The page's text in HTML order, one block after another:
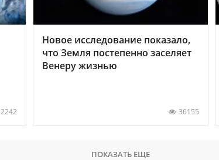
2242
Новое исследование показало,
что Земля постепенно заселяет
Венеру жизнью
36155
ПОКАЗАТЬ ЕЩЕ